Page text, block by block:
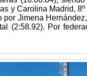
y Carolina Madrid,
por Jimena
(2:58.92). Por